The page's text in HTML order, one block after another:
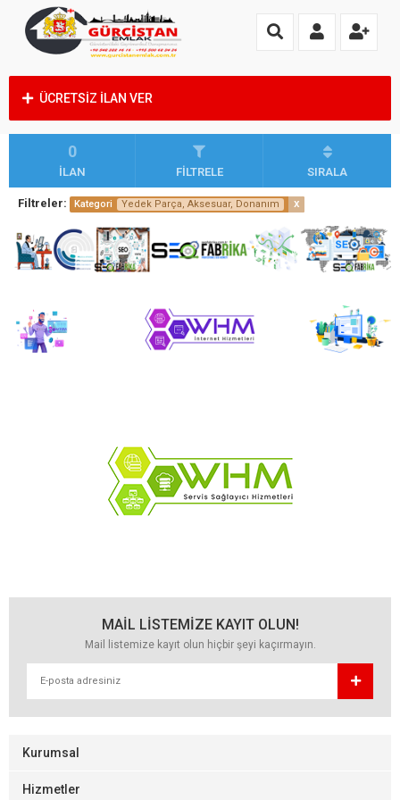
ÜCRETSİZ İLAN VER
0
İLAN FİLTRELE SIRALA
Filtreler: Kategori Yedek Parça, Aksesuar, Donanım x
MAİL LİSTEMİZE KAYIT OLUN!
Mail listemize kayıt olun hiçbir şeyi kaçırmayın.
Kurumsal
Hizmetler